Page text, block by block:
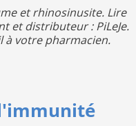
et rhinosinusite. Lire
et distributeur : PiLeJe.
à votre pharmacien.